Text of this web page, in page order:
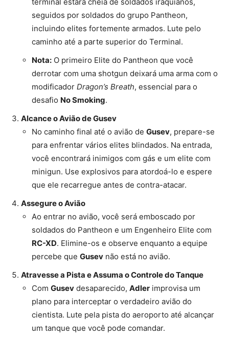
seguidos por soldados do grupo Pantheon,
incluindo elites fortemente armados. Lute pelo
caminho até a parte superior do Terminal.
Nota: O primeiro Elite do Pantheon que você
derrotar com uma shotgun deixará uma arma com o
modificador Dragon’s Breath, essencial para o
desafio No Smoking.
Alcance o Avião de Gusev
No caminho final até o avião de Gusev, prepare-se
para enfrentar vários elites blindados. Na entrada,
você encontrará inimigos com gás e um elite com
minigun. Use explosivos para atordoá-lo e espere
que ele recarregue antes de contra-atacar.
Assegure o Avião
Ao entrar no avião, você será emboscado por
soldados do Pantheon e um Engenheiro Elite com
RC-XD. Elimine-os e observe enquanto a equipe
percebe que Gusev não está no avião.
Atravesse a Pista e Assuma o Controle do Tanque
Com Gusev desaparecido, Adler improvisa um
plano para interceptar o verdadeiro avião do
cientista. Lute pela pista do aeroporto até alcançar
um tanque que você pode comandar.